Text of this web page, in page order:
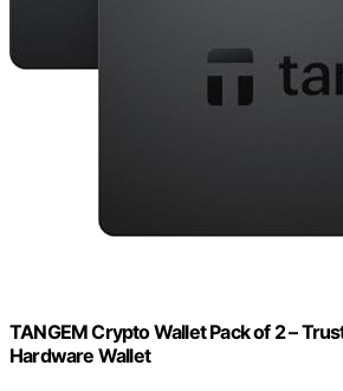
TANGEM Crypto Wallet Pack of 2 –
Hardware Wallet